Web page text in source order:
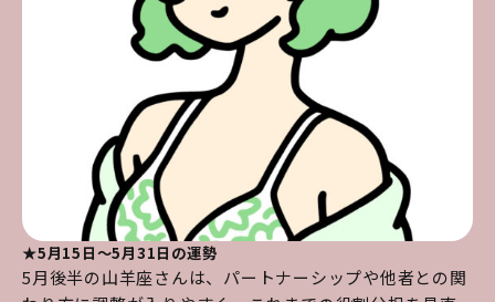
★5月15日～5月31日の運勢
5月後半の山羊座さんは、パートナーシップや他者との関